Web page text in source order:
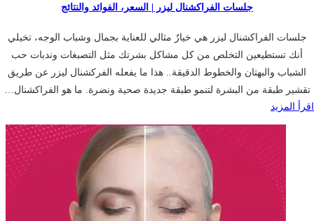
جلسات الفراكشنال ليزر | السعر، الفوائد والنتائج
جلسات الفراكشنال ليزر هي خيارٌ مثالي للعناية بجمال وشباب الوجه، تخيلي
أنك تستطيعين التخلص من كل مشاكل بشرتك مثل التصبغات وندبات حب
الشباب والبهتان والخطوط الدقيقة.. هذا ما يفعله الفركشنال ليزر عن طريق
تقشير طبقة من البشرة لتنمو طبقة جديدة صحية ونضرة. ما هو الفراكشنال…
اقرأ المزيد